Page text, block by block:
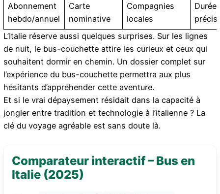
Abonnement
hebdo/annuel
Carte
nominative
Compagnies
locales
Durée
L’Italie réserve aussi quelques surprises. Sur les lignes
de nuit, le bus-couchette attire les curieux et ceux qui
souhaitent dormir en chemin. Un dossier complet sur
l’expérience du bus-couchette permettra aux plus
hésitants d’appréhender cette aventure.
Et si le vrai dépaysement résidait dans la capacité à
jongler entre tradition et technologie à l’italienne ? La
clé du voyage agréable est sans doute là.
Comparateur interactif – Bus en
Italie (2025)